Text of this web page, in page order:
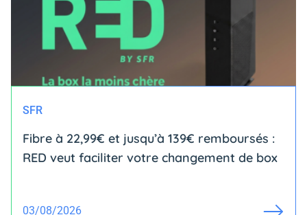
SFR
Fibre à 22,99€ et jusqu’à 139€ remboursés :
RED veut faciliter votre changement de box
03/08/2026